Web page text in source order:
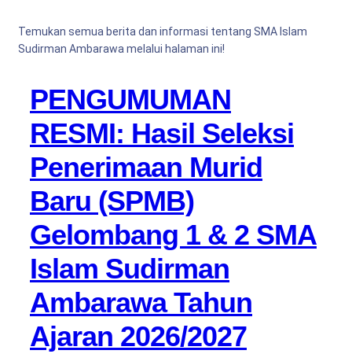
Temukan semua berita dan informasi tentang SMA Islam
Sudirman Ambarawa melalui halaman ini!
PENGUMUMAN
RESMI: Hasil Seleksi
Penerimaan Murid
Baru (SPMB)
Gelombang 1 & 2 SMA
Islam Sudirman
Ambarawa Tahun
Ajaran 2026/2027